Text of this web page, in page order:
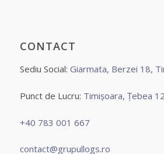
CONTACT
Sediu Social: Giarmata, Berzei 18,
Punct de Lucru: Timișoara, Țebea
+40 783 001 667
contact@grupullogs.ro